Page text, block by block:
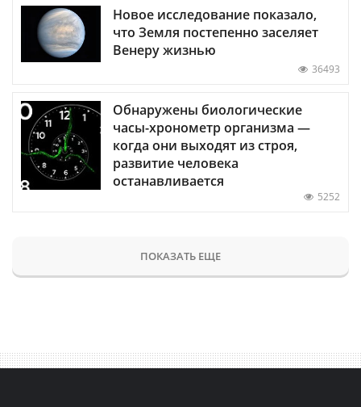
Новое исследование показало,
что Земля постепенно заселяет
Венеру жизнью
36493
Обнаружены биологические
часы-хронометр организма —
когда они выходят из строя,
развитие человека
останавливается
5252
ПОКАЗАТЬ ЕЩЕ